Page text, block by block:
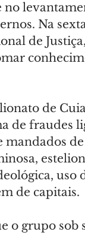
Na
de
de
de fraudes
mandados
uso
de capitais.
o grupo sob